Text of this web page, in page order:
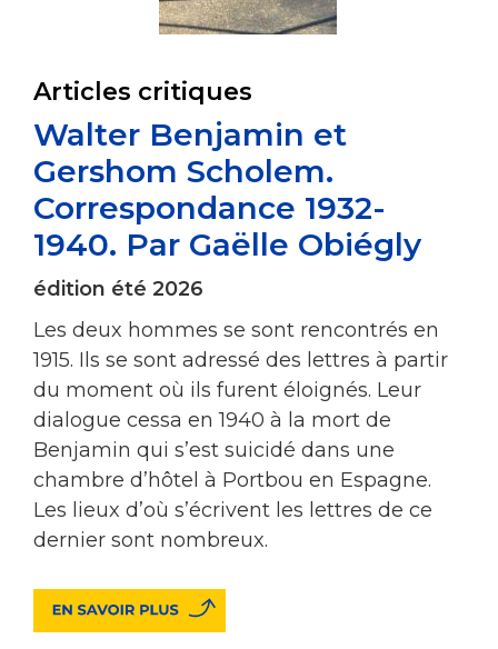
Articles critiques
Walter Benjamin et
Gershom Scholem.
Correspondance 1932-
1940. Par Gaëlle Obiégly
édition été 2026
Les deux hommes se sont rencontrés en
1915. Ils se sont adressé des lettres à partir
du moment où ils furent éloignés. Leur
dialogue cessa en 1940 à la mort de
Benjamin qui s’est suicidé dans une
chambre d’hôtel à Portbou en Espagne.
Les lieux d’où s’écrivent les lettres de ce
dernier sont nombreux.